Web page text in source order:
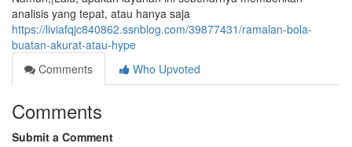
analisis yang tepat, atau hanya saja
https://liviafqjc840862.ssnblog.com/39877431/ramalan-bola-
buatan-akurat-atau-hype
Comments
Who Upvoted
Comments
Submit a Comment